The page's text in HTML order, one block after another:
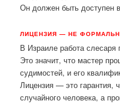
Он должен быть доступен
ЛИЦЕНЗИЯ — НЕ
В Израиле работа
Это значит, что мастер
судимостей, и его
Лицензия — это гарантия,
случайного человека, а